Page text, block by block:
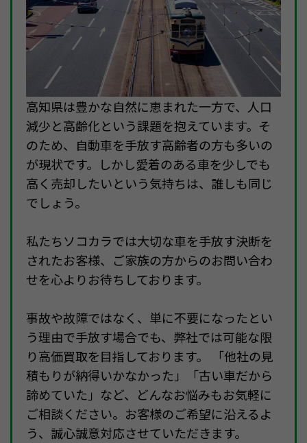
高知県は豊かな自然に恵まれた一方で、人口
減少と高齢化という課題を抱えています。そ
のため、自動車を手放す高齢者の方も多いの
が現状です。しかし愛着のある車を少しでも
高く売却したいという気持ちは、誰しも同じ
でしょう。
私たちソコカラでは大切な車を手放す決断を
されたお客様、ご家族の方からのお問い合わ
せを心よりお待ちしております。
事故や故障ではなく、単に不要になったとい
う理由で手放す場合でも、弊社では可能な限
り高価買取を目指しております。 「他社の見
積もりが納得いかなかった」「古い車だから
諦めていた」など、どんなお悩みもお気軽に
ご相談ください。お客様のご希望に沿えるよ
う、誠心誠意対応させていただきます。